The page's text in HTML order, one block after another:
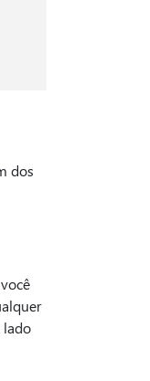
dos
lado